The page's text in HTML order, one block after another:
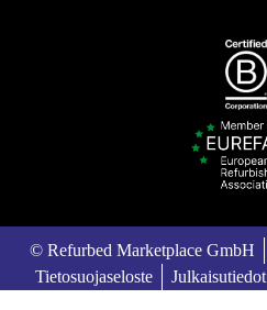
© Refurbed Marketplace GmbH
Tietosuojaseloste
Julkaisutiedot